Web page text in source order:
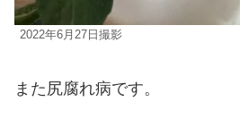
2022年6月27日撮影
また尻腐れ病です。